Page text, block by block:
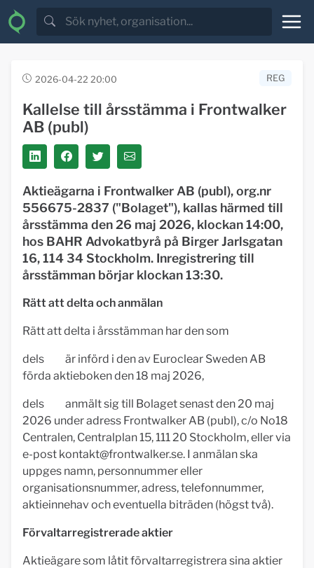
2026-04-22 20:00 REG
Kallelse till årsstämma i Frontwalker
AB (publ)
Aktieägarna i Frontwalker AB (publ), org.nr
556675-2837 ("Bolaget"), kallas härmed till
årsstämma den 26 maj 2026, klockan 14:00,
hos BAHR Advokatbyrå på Birger Jarlsgatan
16, 114 34 Stockholm. Inregistrering till
årsstämman börjar klockan 13:30.
Rätt att delta och anmälan
Rätt att delta i årsstämman har den som
dels är införd i den av Euroclear Sweden AB
förda aktieboken den 18 maj 2026,
dels anmält sig till Bolaget senast den 20 maj
2026 under adress Frontwalker AB (publ), c/o No18
Centralen, Centralplan 15, 111 20 Stockholm, eller via
e-post kontakt@frontwalker.se. I anmälan ska
uppges namn, personnummer eller
organisationsnummer, adress, telefonnummer,
aktieinnehav och eventuella biträden (högst två).
Förvaltarregistrerade aktier
Aktieägare som låtit förvaltarregistrera sina aktier